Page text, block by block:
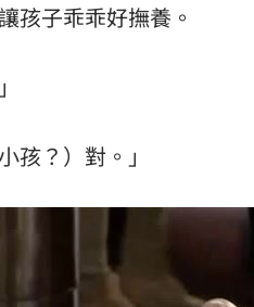
孩子乖乖好撫養。
孩？）對。」